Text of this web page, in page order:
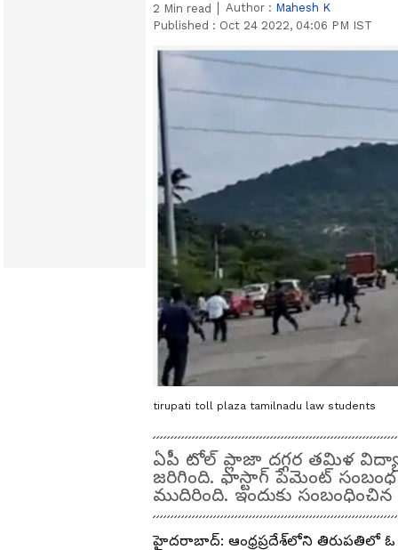
2 Min read Author : Mahesh K
Published : Oct 24 2022, 04:06 PM IST
tirupati toll plaza tamilnadu law students
ఏపీ టోల్ ప్లాజా దగ్గర తమిళ
జరిగింది. ఫాస్టాగ్ పేమెంట్
ముదిరింది. ఇందుకు
హైదరాబాద్: ఆంధ్రప్రదేశ్‌లోని తిరుపతిలో